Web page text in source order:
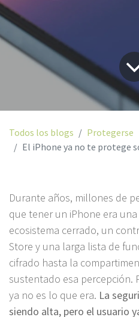
Todos los blogs
Protegerse
El iPhone ya no te protege solo,
Durante años, millones de
que tener un iPhone era
ecosistema cerrado, un
Store y una larga lista de
cifrado hasta la
sustentado esa percepción.
ya no es lo que era. La
siendo alta, pero el usuario